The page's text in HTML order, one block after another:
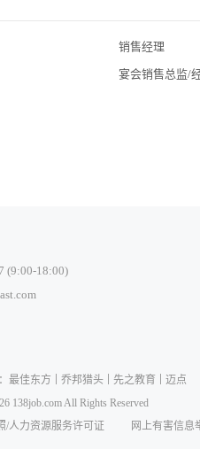
销售经理
宴会销售总监/
(9:00-18:00)
最佳东方 乔邦猎头 先之教育
迈点
138job.com All Rights Reserved
/人力资源服务许可证 网上有害信息
中国大陆
中国香港
中国澳门